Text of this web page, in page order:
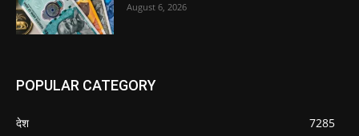
August 6, 2026
POPULAR CATEGORY
देश
7285